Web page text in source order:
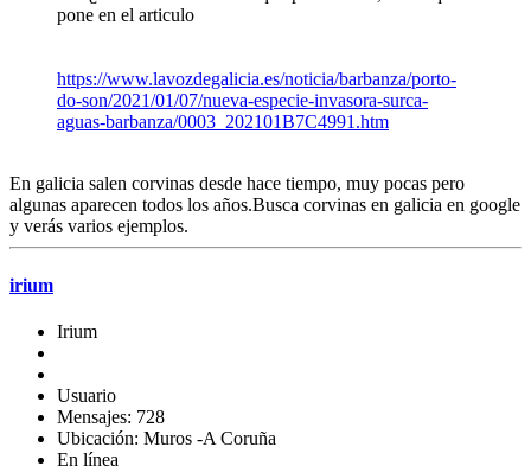
pone en el articulo
https://www.lavozdegalicia.es/noticia/barbanza/porto-
do-son/2021/01/07/nueva-especie-invasora-surca-
aguas-barbanza/0003_202101B7C4991.htm
En galicia salen corvinas desde hace tiempo, muy pocas pero
algunas aparecen todos los años.Busca corvinas en galicia en google
y verás varios ejemplos.
irium
Irium
Usuario
Mensajes: 728
Ubicación: Muros -A Coruña
En línea